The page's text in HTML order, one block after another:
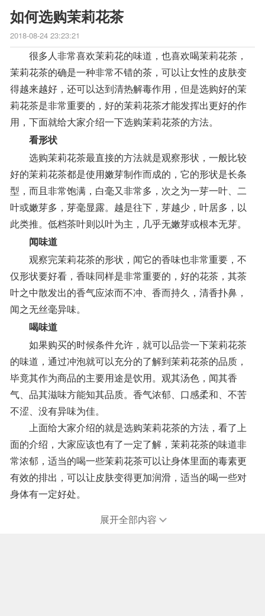
如何选购茉莉花茶
2018-08-24 23:23:21
很多人非常喜欢茉莉花的味道，也喜欢喝茉莉花茶，
茉莉花茶的确是一种非常不错的茶，可以让女性的皮肤变
得越来越好，还可以达到清热解毒作用，但是选购好的茉
莉花茶是非常重要的，好的茉莉花茶才能发挥出更好的作
用，下面就给大家介绍一下选购茉莉花茶的方法。
看形状
选购茉莉花茶最直接的方法就是观察形状，一般比较
好的茉莉花茶都是使用嫩芽制作而成的，它的形状是长条
型，而且非常饱满，白毫又非常多，次之为一芽一叶、二
叶或嫩芽多，芽毫显露。越是往下，芽越少，叶居多，以
此类推。低档茶叶则以叶为主，几乎无嫩芽或根本无芽。
闻味道
观察完茉莉花茶的形状，闻它的香味也非常重要，不
仅形状要好看，香味同样是非常重要的，好的花茶，其茶
叶之中散发出的香气应浓而不冲、香而持久，清香扑鼻，
闻之无丝毫异味。
喝味道
如果购买的时候条件允许，就可以品尝一下茉莉花茶
的味道，通过冲泡就可以充分的了解到茉莉花茶的品质，
毕竟其作为商品的主要用途是饮用。观其汤色，闻其香
气、品其滋味方能知其品质。香气浓郁、口感柔和、不苦
不涩、没有异味为佳。
上面给大家介绍的就是选购茉莉花茶的方法，看了上
面的介绍，大家应该也有了一定了解，茉莉花茶的味道非
常浓郁，适当的喝一些茉莉花茶可以让身体里面的毒素更
有效的排出，可以让皮肤变得更加润滑，适当的喝一些对
身体有一定好处。
展开全部内容